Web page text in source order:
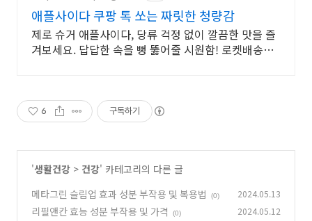
애플사이다 쿠팡 톡 쏘는 짜릿한 청량감
제로 슈거 애플사이다, 당류 걱정 없이 깔끔한 맛을 즐
겨보세요. 답답한 속을 뻥 뚫어줄 시원함! 로켓배송으
6 구독하기
'생활건강 > 건강' 카테고리의 다른 글
메타그린 슬림업 효과 성분 부작용 및 복용법
(0) 2024.05.13
리필앤칸 효능 성분 부작용 및 가격 (0) 2024.05.12